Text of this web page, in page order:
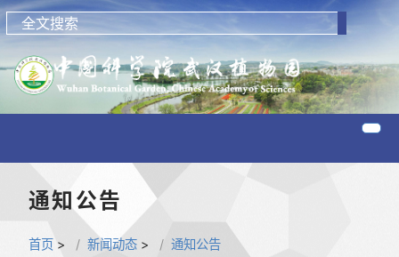
通知公告
首页 > 新闻动态 > 通知公告